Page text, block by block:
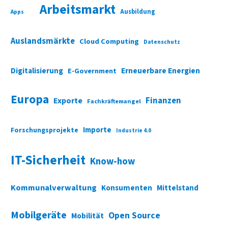
Apps Arbeitsmarkt Ausbildung
Auslandsmärkte Cloud Computing Datenschutz
Digitalisierung E-Government Erneuerbare Energien
Europa Exporte Fachkräftemangel Finanzen
Forschungsprojekte Importe Industrie 4.0
IT-Sicherheit Know-how
Kommunalverwaltung Konsumenten Mittelstand
Mobilgeräte Mobilität Open Source